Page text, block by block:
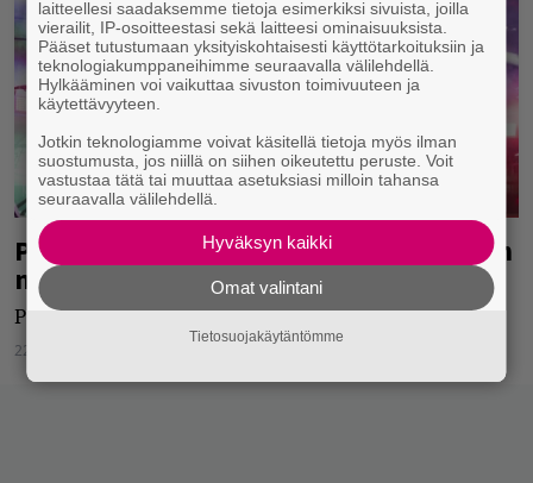
Palataanpa vielä Porisperen tunnelmiin
massiivisen kuvagallerian merkeissä
Porispere – 4.–6.8.2017 Pori
22.08.2017
laitteellesi saadaksemme tietoja esimerkiksi sivuista, joilla
vierailit, IP-osoitteestasi sekä laitteesi ominaisuuksista.
Pääset tutustumaan yksityiskohtaisesti käyttötarkoituksiin ja
teknologiakumppaneihimme seuraavalla välilehdellä.
Hylkääminen voi vaikuttaa sivuston toimivuuteen ja
käytettävyyteen.
Jotkin teknologiamme voivat käsitellä tietoja myös ilman
suostumusta, jos niillä on siihen oikeutettu peruste. Voit
vastustaa tätä tai muuttaa asetuksiasi milloin tahansa
seuraavalla välilehdellä.
Hyväksyn kaikki
Omat valintani
Tietosuojakäytäntömme